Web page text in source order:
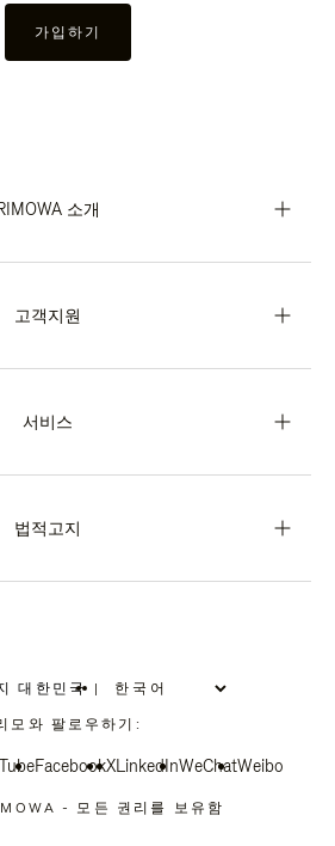
가입하기
소개
고객지원
서비스
법적고지
배송지 대한민국
위
치
선
십
|
모와 팔로우하기:
FacebookXLinkedInWeChatWeibo
- 모든 권리를 보유함